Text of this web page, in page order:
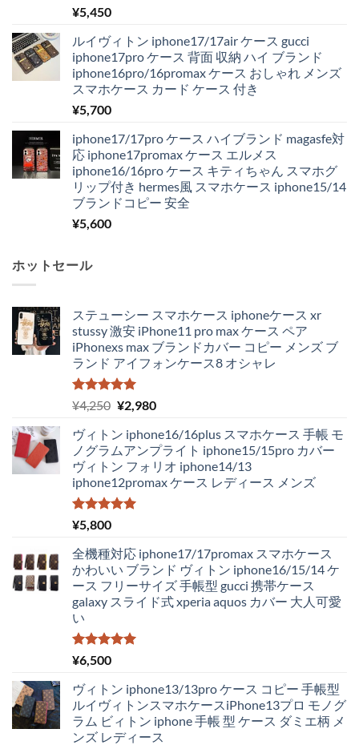
¥5,450
ルイヴィトン iphone17/17air ケース gucci
iphone17pro ケース 背面 収納 ハイ ブランド
iphone16pro/16promax ケース おしゃれ メンズ
スマホケース カード ケース 付き
¥5,700
iphone17/17pro ケース ハイブランド magasfe対
応 iphone17promax ケース エルメス
iphone16/16pro ケース キティちゃん スマホグ
リップ付き hermes風 スマホケース iphone15/14
ブランドコピー 安全
¥5,600
ホットセール
ステューシー スマホケース iphoneケース xr
stussy 激安 iPhone11 pro max ケース ペア
iPhonexs max ブランドカバー コピー メンズ ブ
ランド アイフォンケース8 オシャレ
5段階中
5.00
の評価
¥4,250 元
価
格
は
¥4,250
で
¥2,980現
の
価
格
は
ヴィトン iphone16/16plus スマホケース 手帳 モ
ノグラムアンプライト iphone15/15pro カバー
ヴィトン フォリオ iphone14/13
iphone12promax ケース レディース メンズ
5段階中
5.00
¥5,800
全機種対応 iphone17/17promax スマホケース
かわいい ブランド ヴィトン iphone16/15/14 ケ
ース フリーサイズ 手帳型 gucci 携帯ケース
galaxy スライド式 xperia aquos カバー 大人可愛
い
5段階中
5.00
¥6,500
ヴィトン iphone13/13pro ケース コピー 手帳型
ルイヴィトンスマホケースiPhone13プロ モノグ
ラム ビィトン iphone 手帳 型 ケース ダミエ柄 メ
ンズ レディース